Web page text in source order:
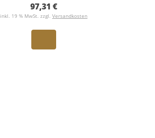
97,31 €
inkl. 19 % MwSt. zzgl. Versandkosten